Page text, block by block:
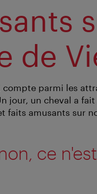
de
compte parmi les
jour, un cheval a
faits amusants sur
ce